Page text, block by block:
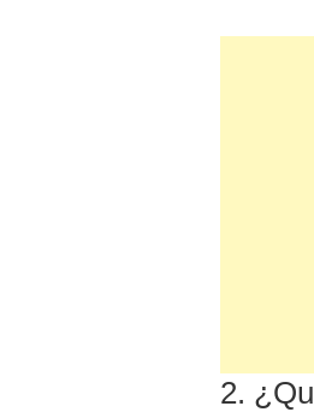
2.